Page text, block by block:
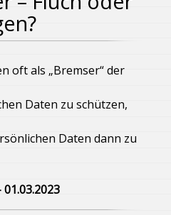
oft als „Bremser“ der
Daten zu schützen,
Daten dann zu
01.03.2023